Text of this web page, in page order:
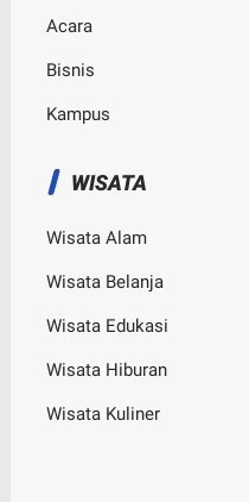
Acara
Bisnis
Kampus
WISATA
Wisata Alam
Wisata Belanja
Wisata Edukasi
Wisata Hiburan
Wisata Kuliner